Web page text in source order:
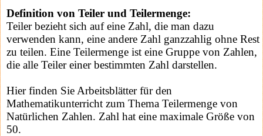
Definition von Teiler und Teilermenge:
Teiler bezieht sich auf eine Zahl, die man dazu
verwenden kann, eine andere Zahl ganzzahlig ohne Rest
zu teilen. Eine Teilermenge ist eine Gruppe von Zahlen,
die alle Teiler einer bestimmten Zahl darstellen.
Hier finden Sie Arbeitsblätter für den
Mathematikunterricht zum Thema Teilermenge von
Natürlichen Zahlen. Zahl hat eine maximale Größe von
50.